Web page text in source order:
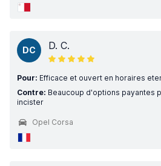
DC D. C.
Pour: Efficace et ouvert en horaires
Contre: Beaucoup d'options payantes
incister
Opel Corsa